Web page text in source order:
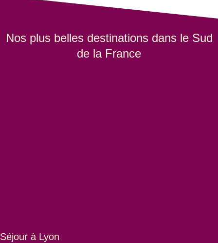
Nos plus belles destinations dans le Sud
de la France
Séjour à Lyon